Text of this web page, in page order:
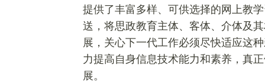
提供了丰富多样、可供选择的网上教
送，将思政教育主体、客体、介体及
展，关心下一代工作必须尽快适应这
力提高自身信息技术能力和素养，真
展。